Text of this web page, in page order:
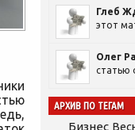
Глеб
этот
Олег
статью
АРХИВ ПО ТЕГАМ
Бизнес